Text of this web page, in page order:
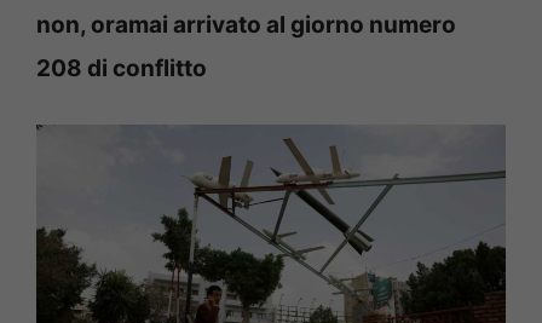
non, oramai arrivato al giorno numero
208 di conflitto